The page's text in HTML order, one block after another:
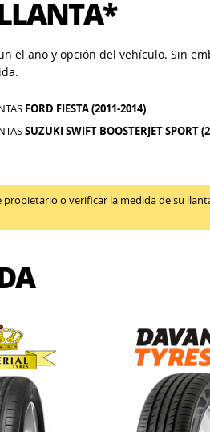
el año y opción del vehículo. Sin
FORD FIESTA (2011-2014)
SUZUKI SWIFT BOOSTERJET SPORT
o verificar la medida de su